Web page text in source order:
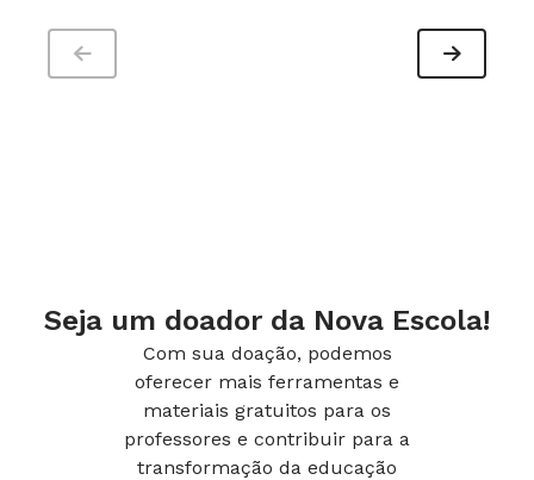
Seja um doador da Nova Escola!
Com sua doação, podemos
oferecer mais ferramentas e
materiais gratuitos para os
professores e contribuir para a
transformação da educação